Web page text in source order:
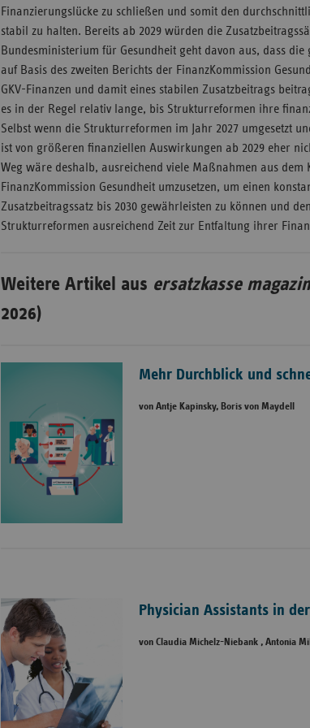
Finanzierungslücke zu schließen und somit den
stabil zu halten. Bereits ab 2029 würden die
Bundesministerium für Gesundheit geht davon aus, dass
auf Basis des zweiten Berichts der FinanzKommission
GKV-Finanzen und damit eines stabilen Zusatzbeitrags
es in der Regel relativ lange, bis Strukturreformen ihre
Selbst wenn die Strukturreformen im Jahr 2027 umgesetzt
ist von größeren finanziellen Auswirkungen ab 2029 eher
Weg wäre deshalb, ausreichend viele Maßnahmen aus dem
FinanzKommission Gesundheit umzusetzen, um einen
Zusatzbeitragssatz bis 2030 gewährleisten zu können und
Strukturreformen ausreichend Zeit zur Entfaltung ihrer
Weitere Artikel aus ersatzkasse
2026)
Mehr Durchblick und
von Antje Kapinsky, Boris von Maydell
Physician Assistants in
von Claudia Michelz-Niebank , Antonia